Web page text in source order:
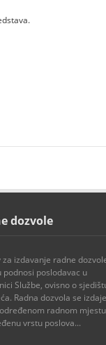
dozvole
za izdavanje radne
podnosi poslodavac u
Službe, ovisno o
Radna dozvola se
radnom
vrstu poslova...